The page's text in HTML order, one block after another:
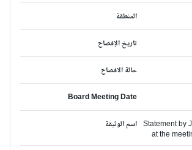
المنطقة
تاريخ الإفصاح
حالة الافصاح
Board Meeting Date
اسم الوثيقة Statement
at the